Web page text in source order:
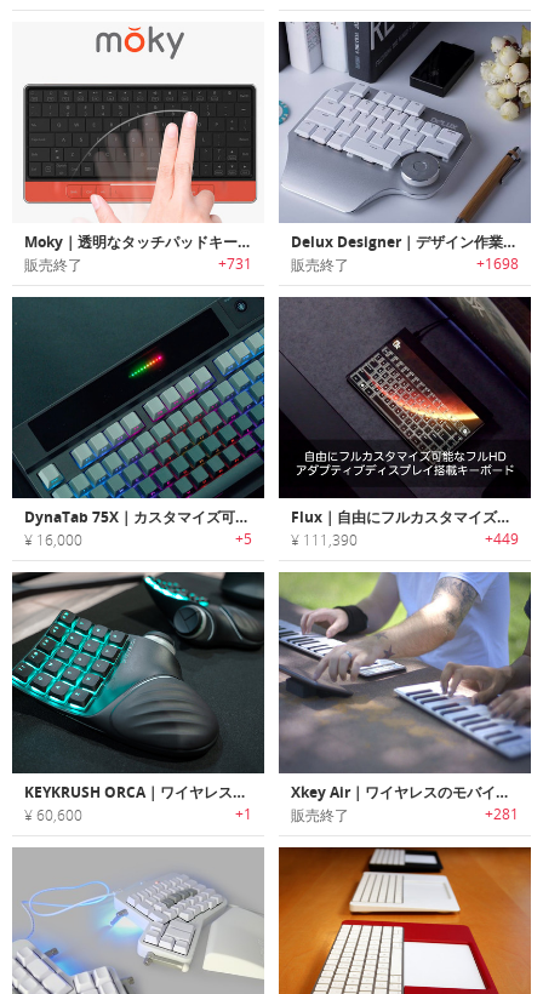
Moky｜透明なタッチパッドキーボード 「モーキー」
販売終了 +731
Delux Designer｜デザイン作業に特化したマルチ機能ダイヤル搭載キーボード「デラックスデザイナー」
販売終了 +1698
DynaTab 75X｜カスタマイズ可能なスクリーン付きのメカニカルキーボード
¥ 16,000 +5
Flux｜自由にフルカスタマイズ可能なフルHDアダプティブディスプレイ搭載キーボード
¥ 111,390 +449
KEYKRUSH ORCA｜ワイヤレスで使用でき、RGBライト搭載＆カスタマイズ可能な左右分割キーボード
¥ 60,600 +1
Xkey Air｜ワイヤレスのモバイルミュージックキーボード「エックスキー・エア」
販売終了 +281